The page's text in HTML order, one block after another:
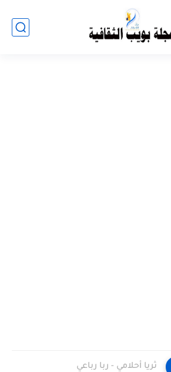
ثريا أحلامي - ربا رباعي